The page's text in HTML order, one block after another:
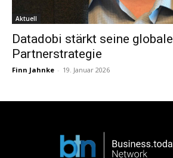
Aktuell
Datadobi stärkt seine globale
Partnerstrategie
Finn Jahnke - 19. Januar 2026